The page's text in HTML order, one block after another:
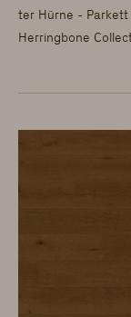
ter Hürne -
Herringbone